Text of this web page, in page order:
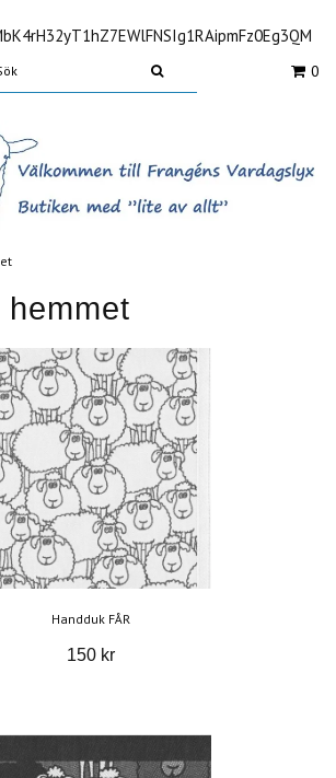
0
Handduk FÅR
150 kr